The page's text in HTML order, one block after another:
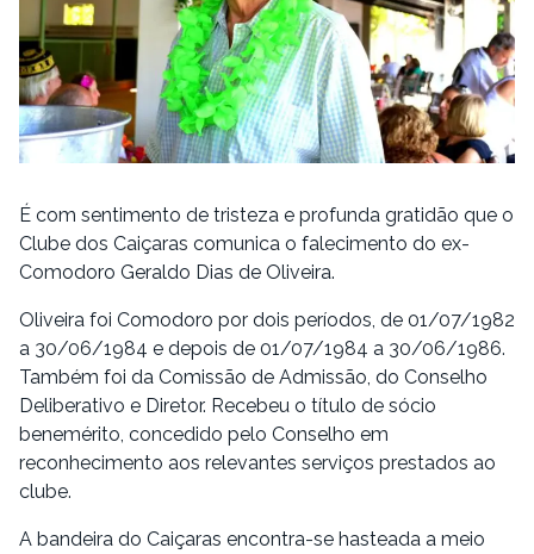
É com sentimento de tristeza e profunda gratidão que o
Clube dos Caiçaras comunica o falecimento do ex-
Comodoro Geraldo Dias de Oliveira.
Oliveira foi Comodoro por dois períodos, de 01/07/1982
a 30/06/1984 e depois de 01/07/1984 a 30/06/1986.
Também foi da Comissão de Admissão, do Conselho
Deliberativo e Diretor. Recebeu o título de sócio
benemérito, concedido pelo Conselho em
reconhecimento aos relevantes serviços prestados ao
clube.
A bandeira do Caiçaras encontra-se hasteada a meio